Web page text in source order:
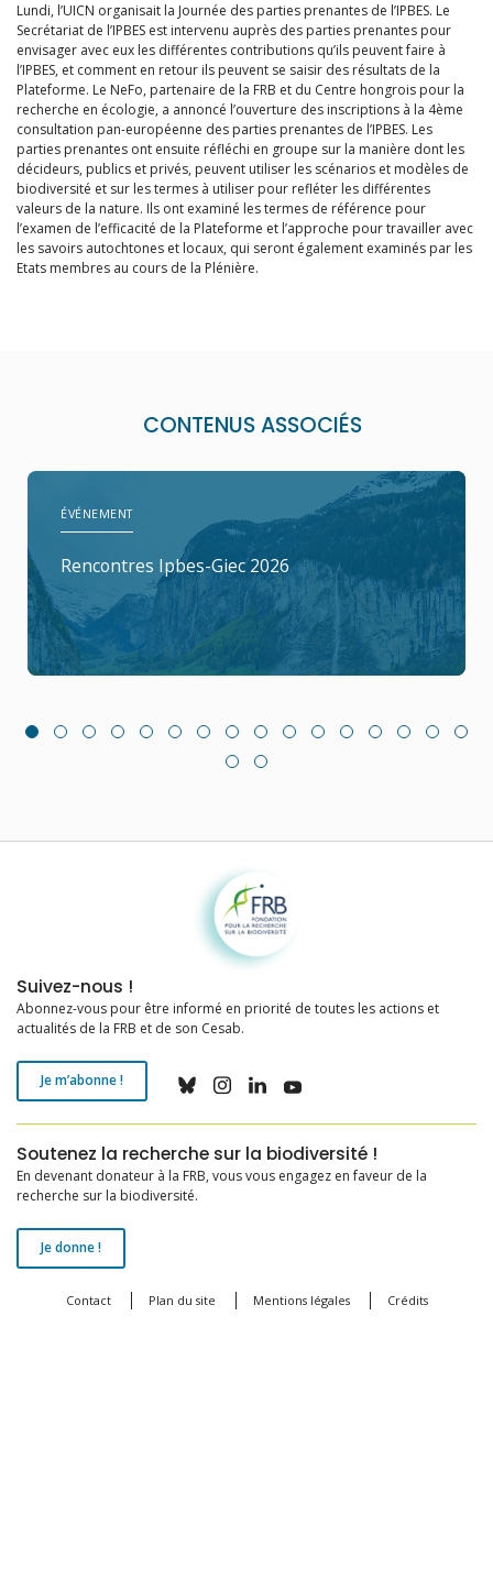
Lundi, l’UICN organisait la Journée des parties prenantes de l’IPBES. Le
Secrétariat de l’IPBES est intervenu auprès des parties prenantes pour
envisager avec eux les différentes contributions qu’ils peuvent faire à
l’IPBES, et comment en retour ils peuvent se saisir des résultats de la
Plateforme. Le NeFo, partenaire de la FRB et du Centre hongrois pour la
recherche en écologie, a annoncé l’ouverture des inscriptions à la 4ème
consultation pan-européenne des parties prenantes de l’IPBES. Les
parties prenantes ont ensuite réfléchi en groupe sur la manière dont les
décideurs, publics et privés, peuvent utiliser les scénarios et modèles de
biodiversité et sur les termes à utiliser pour refléter les différentes
valeurs de la nature. Ils ont examiné les termes de référence pour
l’examen de l’efficacité de la Plateforme et l’approche pour travailler avec
les savoirs autochtones et locaux, qui seront également examinés par les
Etats membres au cours de la Plénière.
CONTENUS ASSOCIÉS
ÉVÉNEMENT
Rencontres Ipbes-Giec 2026
Fondation pour la recherche sur la biodiversité
Suivez-nous !
Abonnez-vous pour être informé en priorité de toutes les actions et
actualités de la FRB et de son Cesab.
Je m’abonne !
Soutenez la recherche sur la biodiversité !
En devenant donateur à la FRB, vous vous engagez en faveur de la
recherche sur la biodiversité.
Je donne !
Contact Plan du site Mentions légales Crédits